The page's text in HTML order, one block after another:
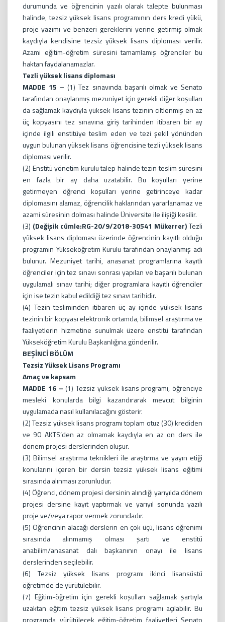
durumunda ve öğrencinin yazılı olarak talepte bulunması
halinde, tezsiz yüksek lisans programının ders kredi yükü,
proje yazımı ve benzeri gereklerini yerine getirmiş olmak
kaydıyla kendisine tezsiz yüksek lisans diploması verilir.
Azami eğitim-öğretim süresini tamamlamış öğrenciler bu
haktan faydalanamazlar.
Tezli yüksek lisans diploması
MADDE 15 – (1) Tez sınavında başarılı olmak ve Senato
tarafından onaylanmış mezuniyet için gerekli diğer koşulları
da sağlamak kaydıyla yüksek lisans tezinin ciltlenmiş en az
üç kopyasını tez sınavına giriş tarihinden itibaren bir ay
içinde ilgili enstitüye teslim eden ve tezi şekil yönünden
uygun bulunan yüksek lisans öğrencisine tezli yüksek lisans
diploması verilir.
(2) Enstitü yönetim kurulu talep halinde tezin teslim süresini
en fazla bir ay daha uzatabilir. Bu koşulları yerine
getirmeyen öğrenci koşulları yerine getirinceye kadar
diplomasını alamaz, öğrencilik haklarından yararlanamaz ve
azami süresinin dolması halinde Üniversite ile ilişiği kesilir.
(3) (Değişik cümle:RG-20/9/2018-30541 Mükerrer)Tezli
yüksek lisans diploması üzerinde öğrencinin kayıtlı olduğu
programın Yükseköğretim Kurulu tarafından onaylanmış adı
bulunur. Mezuniyet tarihi, anasanat programlarına kayıtlı
öğrenciler için tez sınavı sonrası yapılan ve başarılı bulunan
uygulamalı sınav tarihi; diğer programlara kayıtlı öğrenciler
için ise tezin kabul edildiği tez sınavı tarihidir.
(4) Tezin tesliminden itibaren üç ay içinde yüksek lisans
tezinin bir kopyası elektronik ortamda, bilimsel araştırma ve
faaliyetlerin hizmetine sunulmak üzere enstitü tarafından
Yükseköğretim Kurulu Başkanlığına gönderilir.
BEŞİNCİ BÖLÜM
Tezsiz Yüksek Lisans Programı
Amaç ve kapsam
MADDE 16 – (1) Tezsiz yüksek lisans programı, öğrenciye
mesleki konularda bilgi kazandırarak mevcut bilginin
uygulamada nasıl kullanılacağını gösterir.
(2) Tezsiz yüksek lisans programı toplam otuz (30) krediden
ve 90 AKTS’den az olmamak kaydıyla en az on ders ile
dönem projesi derslerinden oluşur.
(3) Bilimsel araştırma teknikleri ile araştırma ve yayın etiği
konularını içeren bir dersin tezsiz yüksek lisans eğitimi
sırasında alınması zorunludur.
(4) Öğrenci, dönem projesi dersinin alındığı yarıyılda dönem
projesi dersine kayıt yaptırmak ve yarıyıl sonunda yazılı
proje ve/veya rapor vermek zorundadır.
(5) Öğrencinin alacağı derslerin en çok üçü, lisans öğrenimi
sırasında alınmamış olması şartı ve enstitü
anabilim/anasanat dalı başkanının onayı ile lisans
derslerinden seçilebilir.
(6) Tezsiz yüksek lisans programı ikinci lisansüstü
öğretimde de yürütülebilir.
(7) Eğitim-öğretim için gerekli koşulları sağlamak şartıyla
uzaktan eğitim tezsiz yüksek lisans programı açılabilir. Bu
programda yürütülecek eğitim-öğretim faaliyetleri Senato